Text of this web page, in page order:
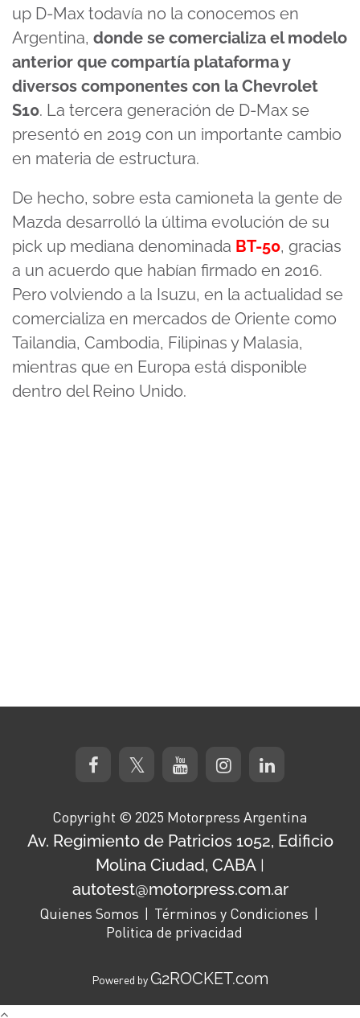
up D-Max todavía no la conocemos en
Argentina, donde se comercializa el modelo
anterior que compartía plataforma y
diversos componentes con la Chevrolet
S10. La tercera generación de D-Max se
presentó en 2019 con un importante cambio
en materia de estructura.
De hecho, sobre esta camioneta la gente de
Mazda desarrolló la última evolución de su
pick up mediana denominada BT-50, gracias
a un acuerdo que habían firmado en 2016.
Pero volviendo a la Isuzu, en la actualidad se
comercializa en mercados de Oriente como
Tailandia, Cambodia, Filipinas y Malasia,
mientras que en Europa está disponible
dentro del Reino Unido.
Copyright © 2025 Motorpress Argentina
Av. Regimiento de Patricios 1052, Edificio
Molina Ciudad, CABA |
autotest@motorpress.com.ar
Quienes Somos
Términos y Condiciones
Politica de privacidad
Powered byG2ROCKET.com